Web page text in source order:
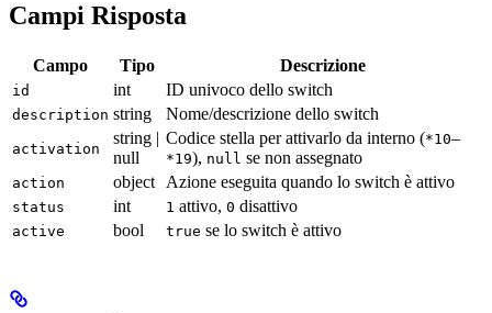
Campi Risposta
Campo Tipo Descrizione
id int ID univoco dello switch
description string Nome/descrizione dello switch
activation
string |
null
Codice stella per attivarlo da interno (*10–
*19), null se non assegnato
action object Azione eseguita quando lo switch è attivo
status int 1 attivo, 0 disattivo
active bool true se lo switch è attivo